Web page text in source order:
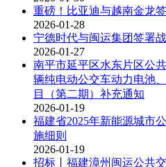
重磅！比亚迪与越南金龙
2026-01-28
宁德时代与闽运集团签署战
2026-01-27
南平市延平区水东片区公
辆纯电动公交车动力电池
目（第二期）补充通知
2026-01-19
福建省2025年新能源城市
施细则
2026-01-19
招标丨福建漳州闽运公共